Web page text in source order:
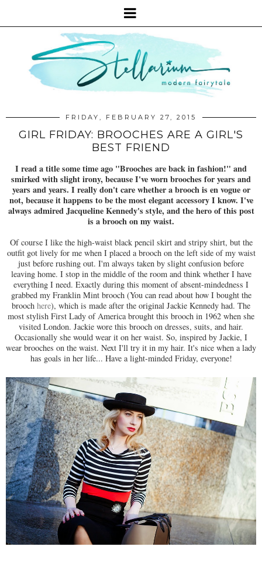
FRIDAY, FEBRUARY 27, 2015
GIRL FRIDAY: BROOCHES ARE A GIRL'S
BEST FRIEND
I read a title some time ago "Brooches are back in fashion!" and
smirked with slight irony, because I've worn brooches for years and
years and years. I really don't care whether a brooch is en vogue or
not, because it happens to be the most elegant accessory I know. I've
always admired Jacqueline Kennedy's style, and the hero of this post
is a brooch on my waist.
Of course I like the high-waist black pencil skirt and stripy shirt, but the
outfit got lively for me when I placed a brooch on the left side of my waist
just before rushing out. I'm always taken by slight confusion before
leaving home. I stop in the middle of the room and think whether I have
everything I need. Exactly during this moment of absent-mindedness I
grabbed my Franklin Mint brooch (You can read about how I bought the
brooch here), which is made after the original Jackie Kennedy had. The
most stylish First Lady of America brought this brooch in 1962 when she
visited London. Jackie wore this brooch on dresses, suits, and hair.
Occasionally she would wear it on her waist. So, inspired by Jackie, I
wear brooches on the waist. Next I'll try it in my hair. It's nice when a lady
has goals in her life... Have a light-minded Friday, everyone!